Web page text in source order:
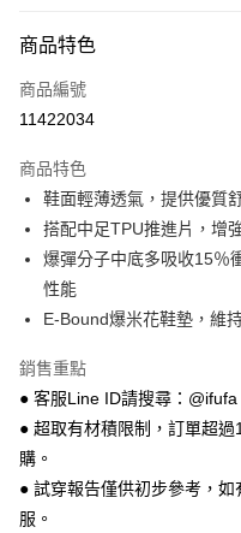
LINE Pay
Apple Pay
悠遊付
Google Pay
全盈+PAY
AFTEE先享後付
【關於「AFTEE先享後付」】
AFTEE先享後付是「在收到商品
１．簡單：不需註冊會員、不需
２．便利：只要手機號碼，簡訊
３．安心：先確認商品／服務後
【「AFTEE先享後付」結帳流程】
ATM付款
運送方式
全家 取貨付款
每筆NT$70，滿NT$999(含以
商品特色
商品編號
11422034
商品特色
鞋面輕薄透氣，提供優質
搭配中足TPU推進片，增
爆彈分子中底多吸收15％
性能
E-Bound爆米花鞋墊，維
銷售重點
● 客服Line ID請搜尋：@ifufa
● 超取有材積限制，訂單超
購。
● 試穿報告僅供初步參考，
服。